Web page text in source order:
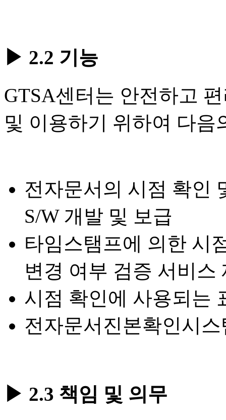
▶ 2.2 기능
GTSA센터는 안전하고
및 이용하기 위하여 다음
전자문서의 시점 확인
S/W 개발 및 보급
타임스탬프에 의한 시
변경 여부 검증 서비스
시점 확인에 사용되는
전자문서진본확인시
▶ 2.3 책임 및 의무